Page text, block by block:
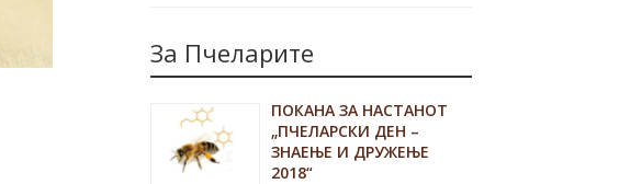
За Пчеларите
ПОКАНА ЗА НАСТАНОТ
„ПЧЕЛАРСКИ ДЕН –
ЗНАЕЊЕ И ДРУЖЕЊЕ
2018“